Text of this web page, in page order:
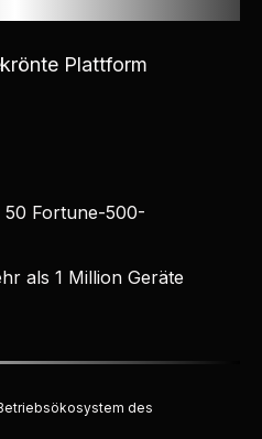
Plattform
Fortune-500-
als 1 Million Geräte
des